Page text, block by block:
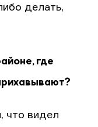
делать,
где
что видел